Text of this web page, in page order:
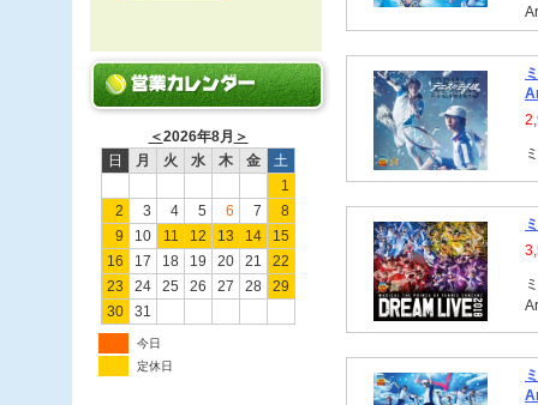
＜2026年8月 ＞
日
月 火 水 木 金
土
1
2
3 4 5 6 7
8
9
10 11 12 13 14
15
16
17 18 19 20 21
22
23
24 25 26 27 28
29
30
31
今日
定休日